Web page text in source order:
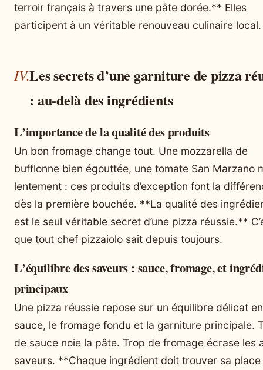
terroir français à travers une pâte dorée.** Elles
participent à un véritable renouveau culinaire local.
Les secrets d’une garniture de pizza
: au-delà des ingrédients
L’importance de la qualité des produits
Un bon fromage change tout. Une mozzarella de
bufflonne bien égouttée, une tomate San Marzano
lentement : ces produits d’exception font la
dès la première bouchée. **La qualité des
est le seul véritable secret d’une pizza réussie.**
que tout chef pizzaiolo sait depuis toujours.
L’équilibre des saveurs : sauce, fromage, et
principaux
Une pizza réussie repose sur un équilibre délicat
sauce, le fromage fondu et la garniture principale.
de sauce noie la pâte. Trop de fromage écrase les
saveurs. **Chaque ingrédient doit trouver sa place